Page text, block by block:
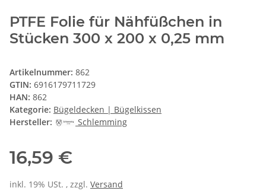
PTFE Folie für Nähfüßchen in
Stücken 300 x 200 x 0,25 mm
Artikelnummer: 862
GTIN: 6916179711729
HAN: 862
Kategorie: Bügeldecken | Bügelkissen
Hersteller:
Schlemming
16,59 €
inkl. 19% USt. , zzgl. Versand